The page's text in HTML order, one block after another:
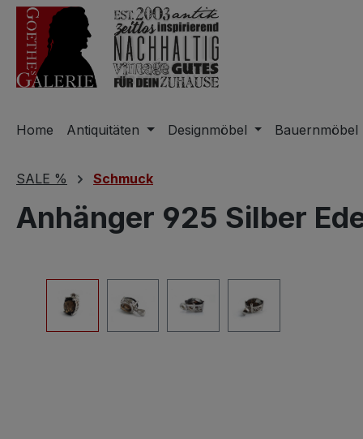
Hauptinhalt springen
Zur Suche springen
Zur Hauptnavigation springen
Home Antiquitäten Designmöbel Bauernmöbel
SALE % Schmuck
Anhänger 925 Silber